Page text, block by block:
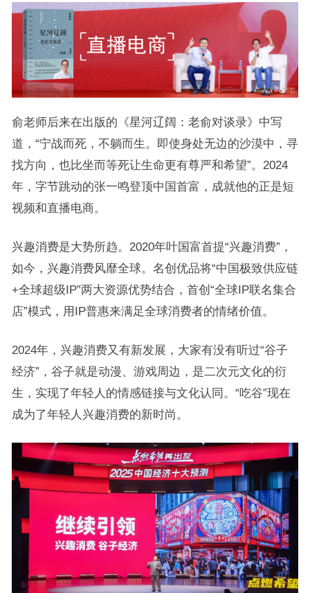
俞老师后来在出版的《星河辽阔：老俞对谈录》中写
道，“宁战而死，不躺而生。即使身处无边的沙漠中，寻
找方向，也比坐而等死让生命更有尊严和希望”。2024
年，字节跳动的张一鸣登顶中国首富，成就他的正是短
视频和直播电商。
兴趣消费是大势所趋。2020年叶国富首提“兴趣消费”，
如今，兴趣消费风靡全球。名创优品将“中国极致供应链
+全球超级IP”两大资源优势结合，首创“全球IP联名集合
店”模式，用IP普惠来满足全球消费者的情绪价值。
2024年，兴趣消费又有新发展，大家有没有听过“谷子
经济”，谷子就是动漫、游戏周边，是二次元文化的衍
生，实现了年轻人的情感链接与文化认同。“吃谷”现在
成为了年轻人兴趣消费的新时尚。